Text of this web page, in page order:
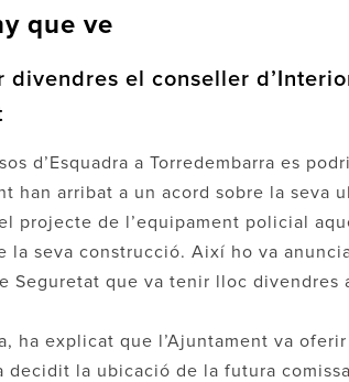
que ve
divendres el conseller
d’Esquadra a Torredembarra es
han arribat a un acord sobre la seva
projecte de l’equipament policial
la seva construcció. Així ho va
Seguretat que va tenir lloc divendres
ha explicat que l’Ajuntament va
decidit la ubicació de la futura